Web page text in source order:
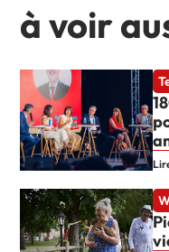
à voir